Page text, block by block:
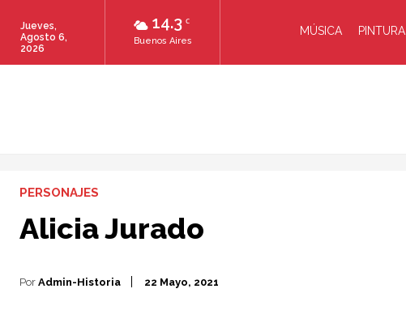
14.3 C
Buenos Aires
Jueves,
Agosto 6,
2026
MÚSICA PINTURA
PERSONAJES
Alicia Jurado
Por Admin-Historia 22 Mayo, 2021